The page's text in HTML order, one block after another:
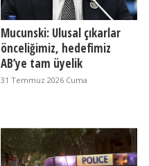
Mucunski: Ulusal çıkarlar
önceliğimiz, hedefimiz
AB’ye tam üyelik
31 Temmuz 2026 Cuma